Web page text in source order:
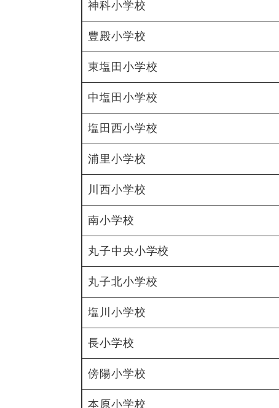
神科小学校
豊殿小学校
東塩田小学校
中塩田小学校
塩田西小学校
浦里小学校
川西小学校
南小学校
丸子中央小学校
丸子北小学校
塩川小学校
長小学校
傍陽小学校
本原小学校